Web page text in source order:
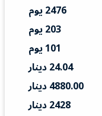
2476 يوم
203 يوم
101 يوم
24.04 دينار
4880.00 دينار
2428 دينار